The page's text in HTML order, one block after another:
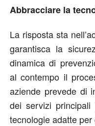
Abbracciare la
La risposta sta
garantisca la
dinamica di
al contempo il
aziende prevede di
dei servizi
tecnologie adatte per